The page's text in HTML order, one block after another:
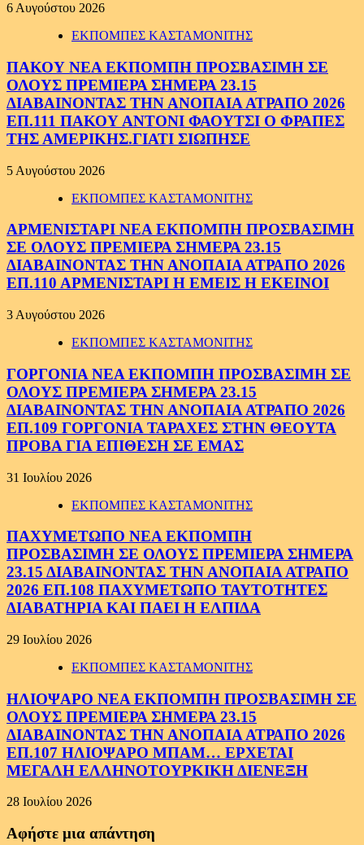
6 Αυγούστου 2026
ΕΚΠΟΜΠΕΣ ΚΑΣΤΑΜΟΝΙΤΗΣ
ΠΑΚΟΥ ΝΕΑ ΕΚΠΟΜΠΗ ΠΡΟΣΒΑΣΙΜΗ ΣΕ
ΟΛΟΥΣ ΠΡΕΜΙΕΡΑ ΣΗΜΕΡΑ 23.15
ΔΙΑΒΑΙΝΟΝΤΑΣ ΤΗΝ ΑΝΟΠΑΙΑ ΑΤΡΑΠΟ 2026
ΕΠ.111 ΠΑΚΟΥ ΑΝΤΟΝΙ ΦΑΟΥΤΣΙ Ο ΦΡΑΠΕΣ
ΤΗΣ ΑΜΕΡΙΚΗΣ.ΓΙΑΤΙ ΣΙΩΠΗΣΕ
5 Αυγούστου 2026
ΕΚΠΟΜΠΕΣ ΚΑΣΤΑΜΟΝΙΤΗΣ
ΑΡΜΕΝΙΣΤΑΡΙ ΝΕΑ ΕΚΠΟΜΠΗ ΠΡΟΣΒΑΣΙΜΗ
ΣΕ ΟΛΟΥΣ ΠΡΕΜΙΕΡΑ ΣΗΜΕΡΑ 23.15
ΔΙΑΒΑΙΝΟΝΤΑΣ ΤΗΝ ΑΝΟΠΑΙΑ ΑΤΡΑΠΟ 2026
ΕΠ.110 ΑΡΜΕΝΙΣΤΑΡΙ Η ΕΜΕΙΣ Η ΕΚΕΙΝΟΙ
3 Αυγούστου 2026
ΕΚΠΟΜΠΕΣ ΚΑΣΤΑΜΟΝΙΤΗΣ
ΓΟΡΓΟΝΙΑ ΝΕΑ ΕΚΠΟΜΠΗ ΠΡΟΣΒΑΣΙΜΗ ΣΕ
ΟΛΟΥΣ ΠΡΕΜΙΕΡΑ ΣΗΜΕΡΑ 23.15
ΔΙΑΒΑΙΝΟΝΤΑΣ ΤΗΝ ΑΝΟΠΑΙΑ ΑΤΡΑΠΟ 2026
ΕΠ.109 ΓΟΡΓΟΝΙΑ ΤΑΡΑΧΕΣ ΣΤΗΝ ΘΕΟΥΤΑ
ΠΡΟΒΑ ΓΙΑ ΕΠΙΘΕΣΗ ΣΕ ΕΜΑΣ
31 Ιουλίου 2026
ΕΚΠΟΜΠΕΣ ΚΑΣΤΑΜΟΝΙΤΗΣ
ΠΑΧΥΜΕΤΩΠΟ ΝΕΑ ΕΚΠΟΜΠΗ
ΠΡΟΣΒΑΣΙΜΗ ΣΕ ΟΛΟΥΣ ΠΡΕΜΙΕΡΑ ΣΗΜΕΡΑ
23.15 ΔΙΑΒΑΙΝΟΝΤΑΣ ΤΗΝ ΑΝΟΠΑΙΑ ΑΤΡΑΠΟ
2026 ΕΠ.108 ΠΑΧΥΜΕΤΩΠΟ ΤΑΥΤΟΤΗΤΕΣ
ΔΙΑΒΑΤΗΡΙΑ ΚΑΙ ΠΑΕΙ Η ΕΛΠΙΔΑ
29 Ιουλίου 2026
ΕΚΠΟΜΠΕΣ ΚΑΣΤΑΜΟΝΙΤΗΣ
ΗΛΙΟΨΑΡΟ ΝΕΑ ΕΚΠΟΜΠΗ ΠΡΟΣΒΑΣΙΜΗ ΣΕ
ΟΛΟΥΣ ΠΡΕΜΙΕΡΑ ΣΗΜΕΡΑ 23.15
ΔΙΑΒΑΙΝΟΝΤΑΣ ΤΗΝ ΑΝΟΠΑΙΑ ΑΤΡΑΠΟ 2026
ΕΠ.107 ΗΛΙΟΨΑΡΟ ΜΠΑΜ… ΕΡΧΕΤΑΙ
ΜΕΓΑΛΗ ΕΛΛΗΝΟΤΟΥΡΚΙΚΗ ΔΙΕΝΕΞΗ
28 Ιουλίου 2026
Αφήστε μια απάντηση